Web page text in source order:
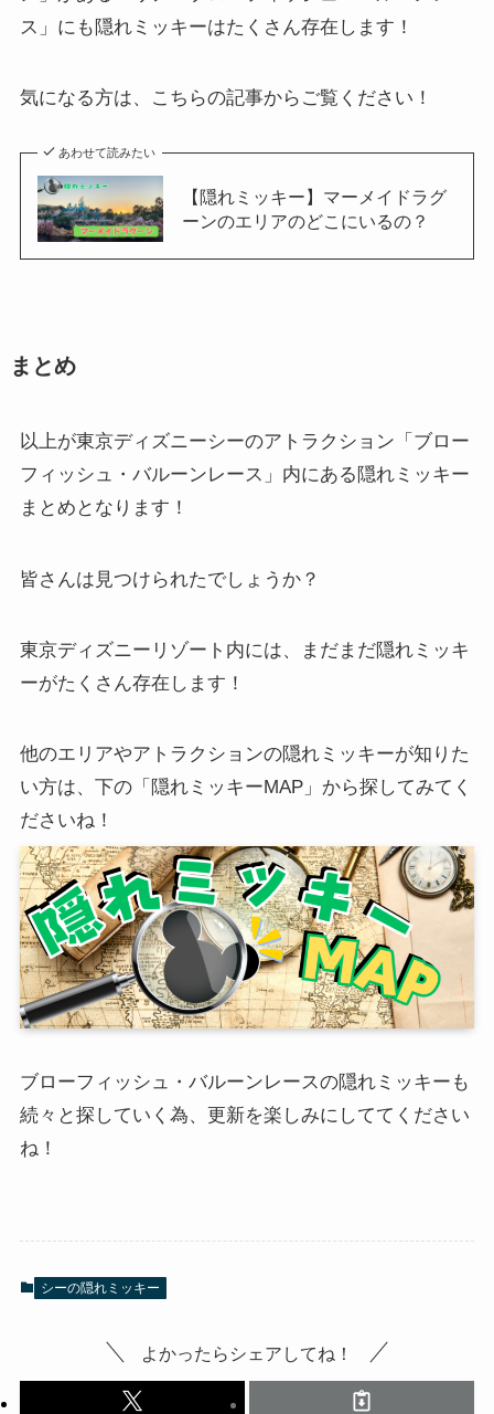
ス」にも隠れミッキーはたくさん存在します！
気になる方は、こちらの記事からご覧ください！
あわせて読みたい
【隠れミッキー】マーメイドラグ
ーンのエリアのどこにいるの？
まとめ
以上が東京ディズニーシーのアトラクション「ブロー
フィッシュ・バルーンレース」内にある隠れミッキー
まとめとなります！
皆さんは見つけられたでしょうか？
東京ディズニーリゾート内には、まだまだ隠れミッキ
ーがたくさん存在します！
他のエリアやアトラクションの隠れミッキーが知りた
い方は、下の「隠れミッキーMAP」から探してみてく
ださいね！
ブローフィッシュ・バルーンレースの隠れミッキーも
続々と探していく為、更新を楽しみにしててください
ね！
シーの隠れミッキー
よかったらシェアしてね！